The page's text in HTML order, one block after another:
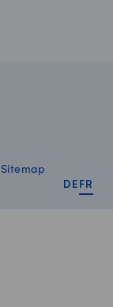
Sitemap
DE FR